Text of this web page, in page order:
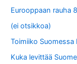
Eurooppaan rauha
(ei otsikkoa)
Toimiiko
Kuka levittää